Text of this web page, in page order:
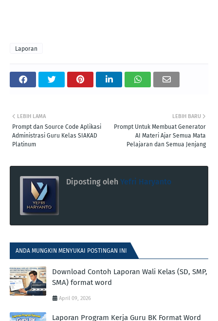
Laporan
LEBIH BARU
Prompt Untuk Membuat Generator
AI Materi Ajar Semua Mata
Pelajaran dan Semua Jenjang
LEBIH LAMA
Prompt dan Source Code Aplikasi
Administrasi Guru Kelas SIAKAD
Platinum
Diposting oleh Yefri Haryanto
ANDA MUNGKIN MENYUKAI POSTINGAN INI
Download Contoh Laporan Wali Kelas (SD, SMP,
SMA) format word
April 09, 2026
Laporan Program Kerja Guru BK Format Word